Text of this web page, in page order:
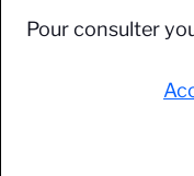
Pour consulter